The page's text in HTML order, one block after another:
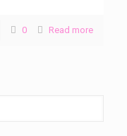
0 Read more